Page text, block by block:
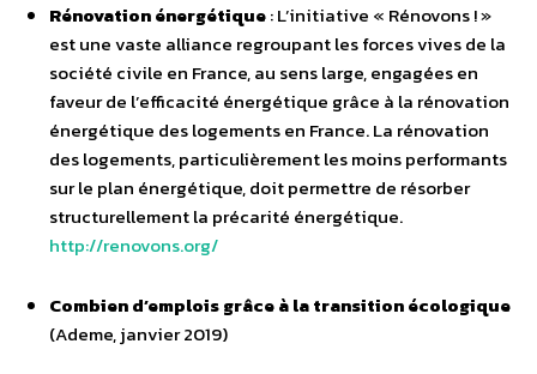
Rénovation énergétique: L’initiative « Rénovons ! »
est une vaste alliance regroupant les forces vives de la
société civile en France, au sens large, engagées en
faveur de l’efficacité énergétique grâce à la rénovation
énergétique des logements en France. La rénovation
des logements, particulièrement les moins performants
sur le plan énergétique, doit permettre de résorber
structurellement la précarité énergétique.
http://renovons.org/
Combien d’emplois grâce à la transition écologique
(Ademe, janvier 2019)